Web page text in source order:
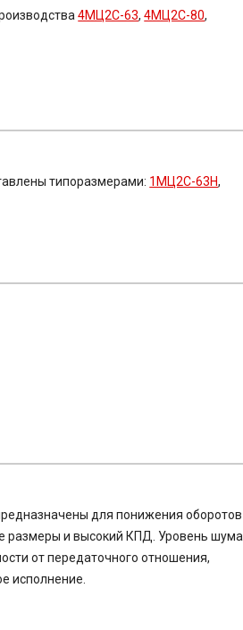
4МЦ2С-63,4МЦ2С-80,
типоразмерами: 1МЦ2С-63Н,
для понижения оборотов
размеры и высокий КПД. Уровень шума
от передаточного отношения,
исполнение.